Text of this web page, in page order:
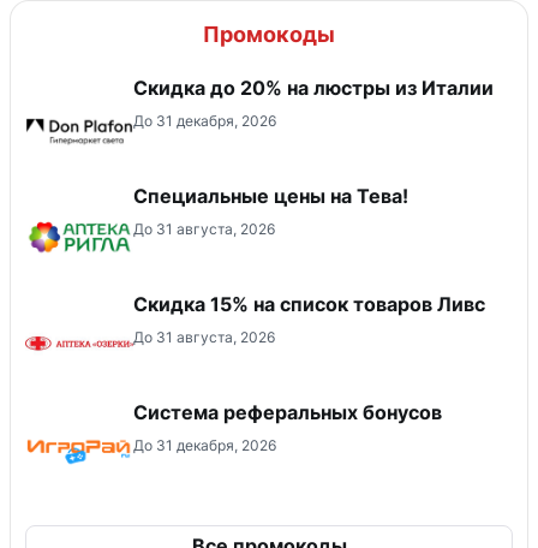
Промокоды
Скидка до 20% на люстры из Италии
До 31 декабря, 2026
Специальные цены на Тева!
До 31 августа, 2026
Скидка 15% на список товаров Ливс
До 31 августа, 2026
Система реферальных бонусов
До 31 декабря, 2026